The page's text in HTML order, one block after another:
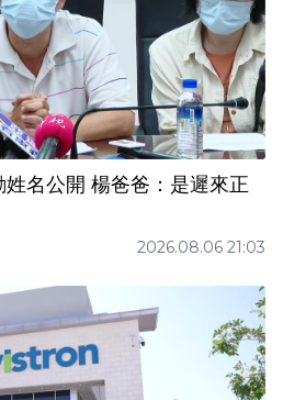
名公開 楊爸爸：是遲來正
2026.08.06 21:03